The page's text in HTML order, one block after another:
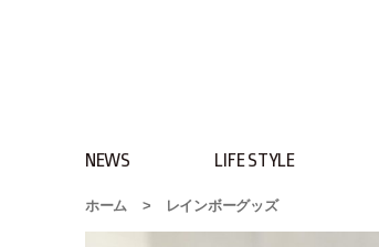
NEWS LIFE STYLE
ホーム > レインボーグッズ